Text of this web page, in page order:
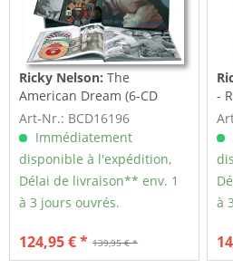
Ricky Nelson: The
American Dream (6-CD
Deluxe Box Set)
Art-Nr.: BCD16196
Immédiatement
disponible à l'expédition,
Délai de livraison** env. 1
à 3 jours ouvrés.
139,95 € *
124,95 € *
-
à